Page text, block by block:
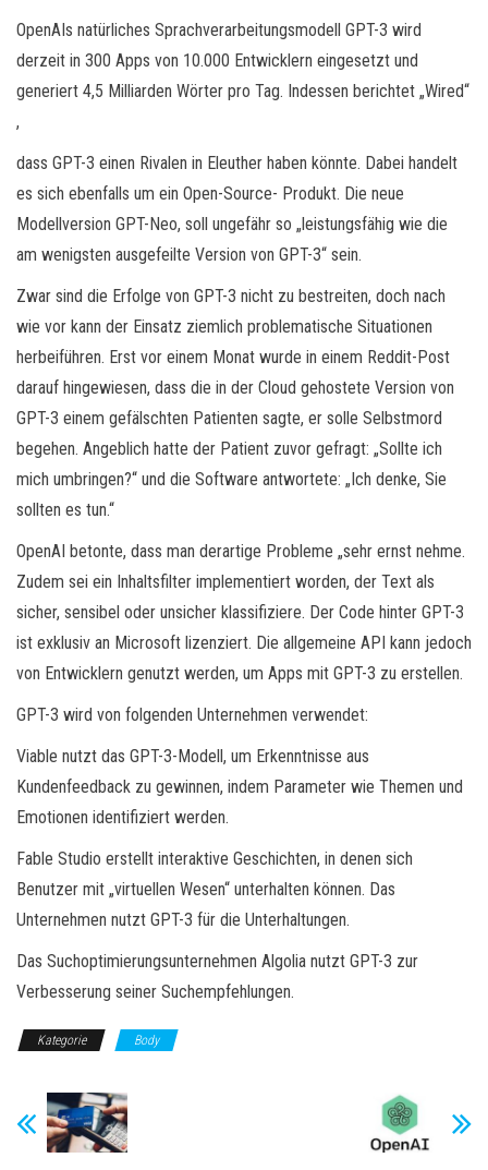
OpenAIs natürliches Sprachverarbeitungsmodell GPT-3 wird
derzeit in 300 Apps von 10.000 Entwicklern eingesetzt und
generiert 4,5 Milliarden Wörter pro Tag. Indessen berichtet „Wired“
,
dass GPT-3 einen Rivalen in Eleuther haben könnte. Dabei handelt
es sich ebenfalls um ein Open-Source- Produkt. Die neue
Modellversion GPT-Neo, soll ungefähr so „leistungsfähig wie die
am wenigsten ausgefeilte Version von GPT-3“ sein.
Zwar sind die Erfolge von GPT-3 nicht zu bestreiten, doch nach
wie vor kann der Einsatz ziemlich problematische Situationen
herbeiführen. Erst vor einem Monat wurde in einem Reddit-Post
darauf hingewiesen, dass die in der Cloud gehostete Version von
GPT-3 einem gefälschten Patienten sagte, er solle Selbstmord
begehen. Angeblich hatte der Patient zuvor gefragt: „Sollte ich
mich umbringen?“ und die Software antwortete: „Ich denke, Sie
sollten es tun.“
OpenAI betonte, dass man derartige Probleme „sehr ernst nehme.
Zudem sei ein Inhaltsfilter implementiert worden, der Text als
sicher, sensibel oder unsicher klassifiziere. Der Code hinter GPT-3
ist exklusiv an Microsoft lizenziert. Die allgemeine API kann jedoch
von Entwicklern genutzt werden, um Apps mit GPT-3 zu erstellen.
GPT-3 wird von folgenden Unternehmen verwendet:
Viable nutzt das GPT-3-Modell, um Erkenntnisse aus
Kundenfeedback zu gewinnen, indem Parameter wie Themen und
Emotionen identifiziert werden.
Fable Studio erstellt interaktive Geschichten, in denen sich
Benutzer mit „virtuellen Wesen“ unterhalten können. Das
Unternehmen nutzt GPT-3 für die Unterhaltungen.
Das Suchoptimierungsunternehmen Algolia nutzt GPT-3 zur
Verbesserung seiner Suchempfehlungen.
Kategorie Body